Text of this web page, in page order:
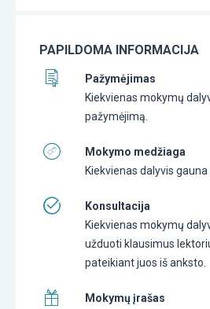
PAPILDOMA INFORMACIJA
Pažymėjimas
Kiekvienas mokymų
pažymėjimą.
Mokymo medžiaga
Kiekvienas dalyvis
Konsultacija
Kiekvienas mokymų
užduoti klausimus
pateikiant juos iš anksto.
Mokymų įrašas